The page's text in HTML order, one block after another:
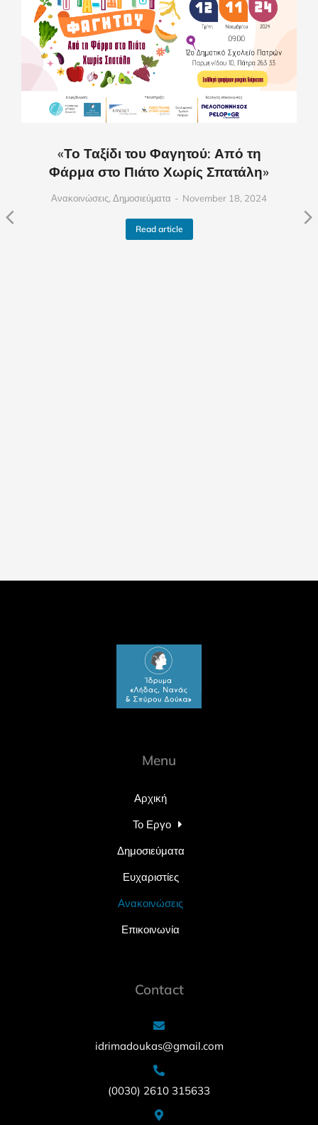
«Το Ταξίδι του Φαγητού: Από τη
Φάρμα στο Πιάτο Χωρίς Σπατάλη»
Ανακοινώσεις, Δημοσιεύματα November 18, 2024
Read article
Menu
Αρχική
Το Εργο
Δημοσιεύματα
Ευχαριστίες
Ανακοινώσεις
Επικοινωνία
Contact
idrimadoukas@gmail.com
(0030) 2610 315633